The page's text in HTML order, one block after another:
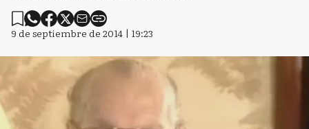
9 de septiembre de 2014 | 19:23